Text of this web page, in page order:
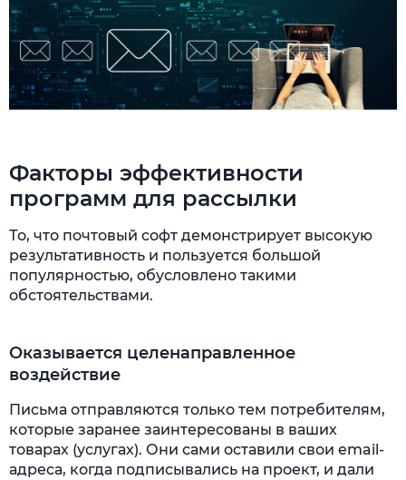
Факторы эффективности
программ для рассылки
То, что почтовый софт демонстрирует высокую
результативность и пользуется большой
популярностью, обусловлено такими
обстоятельствами.
Оказывается целенаправленное
воздействие
Письма отправляются только тем потребителям,
которые заранее заинтересованы в ваших
товарах (услугах). Они сами оставили свои email-
адреса, когда подписывались на проект, и дали